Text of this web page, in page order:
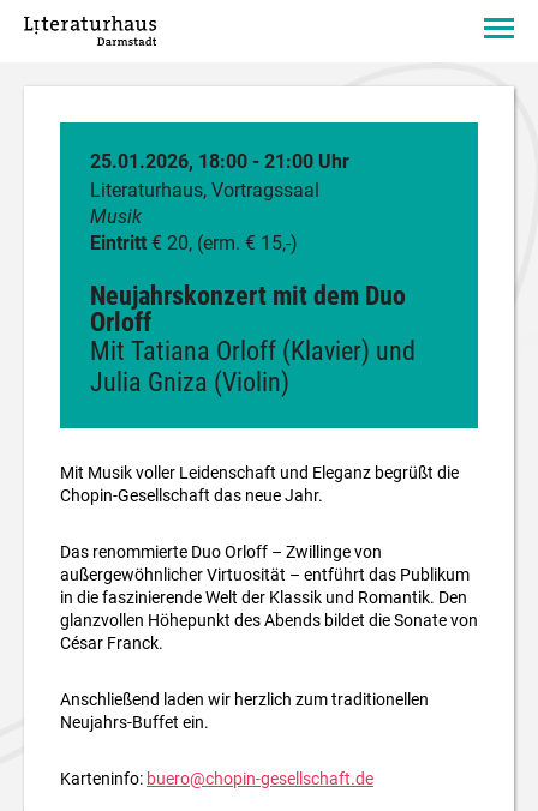
25.01.2026, 18:00 - 21:00 Uhr
Literaturhaus, Vortragssaal
Musik
Eintritt € 20, (erm. € 15,-)
Neujahrskonzert mit dem Duo
Orloff
Mit Tatiana Orloff (Klavier) und
Julia Gniza (Violin)
Mit Musik voller Leidenschaft und Eleganz begrüßt die
Chopin-Gesellschaft das neue Jahr.
Das renommierte Duo Orloff – Zwillinge von
außergewöhnlicher Virtuosität – entführt das Publikum
in die faszinierende Welt der Klassik und Romantik. Den
glanzvollen Höhepunkt des Abends bildet die Sonate von
César Franck.
Anschließend laden wir herzlich zum traditionellen
Neujahrs-Buffet ein.
Karteninfo: buero@chopin-gesellschaft.de